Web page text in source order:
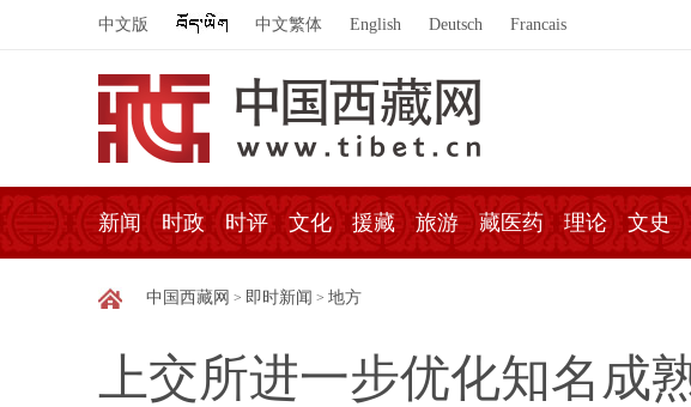
中文版 中文繁体 English Deutsch Francais
新闻 时政 时评 文化 援藏 旅游 藏医药 理论 文史
中国西藏网 > 即时新闻 > 地方
上交所进一步优化知名成